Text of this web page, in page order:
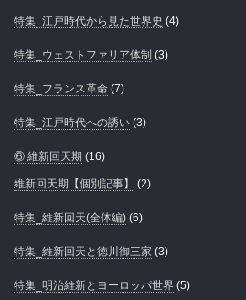
特集_江戸時代から見た世界史 (4)
特集_ウェストファリア体制 (3)
特集_フランス革命 (7)
特集_江戸時代への誘い (3)
⑥ 維新回天期 (16)
維新回天期【個別記事】 (2)
特集_維新回天(全体編) (6)
特集_維新回天と徳川御三家 (3)
特集_明治維新とヨーロッパ世界 (5)